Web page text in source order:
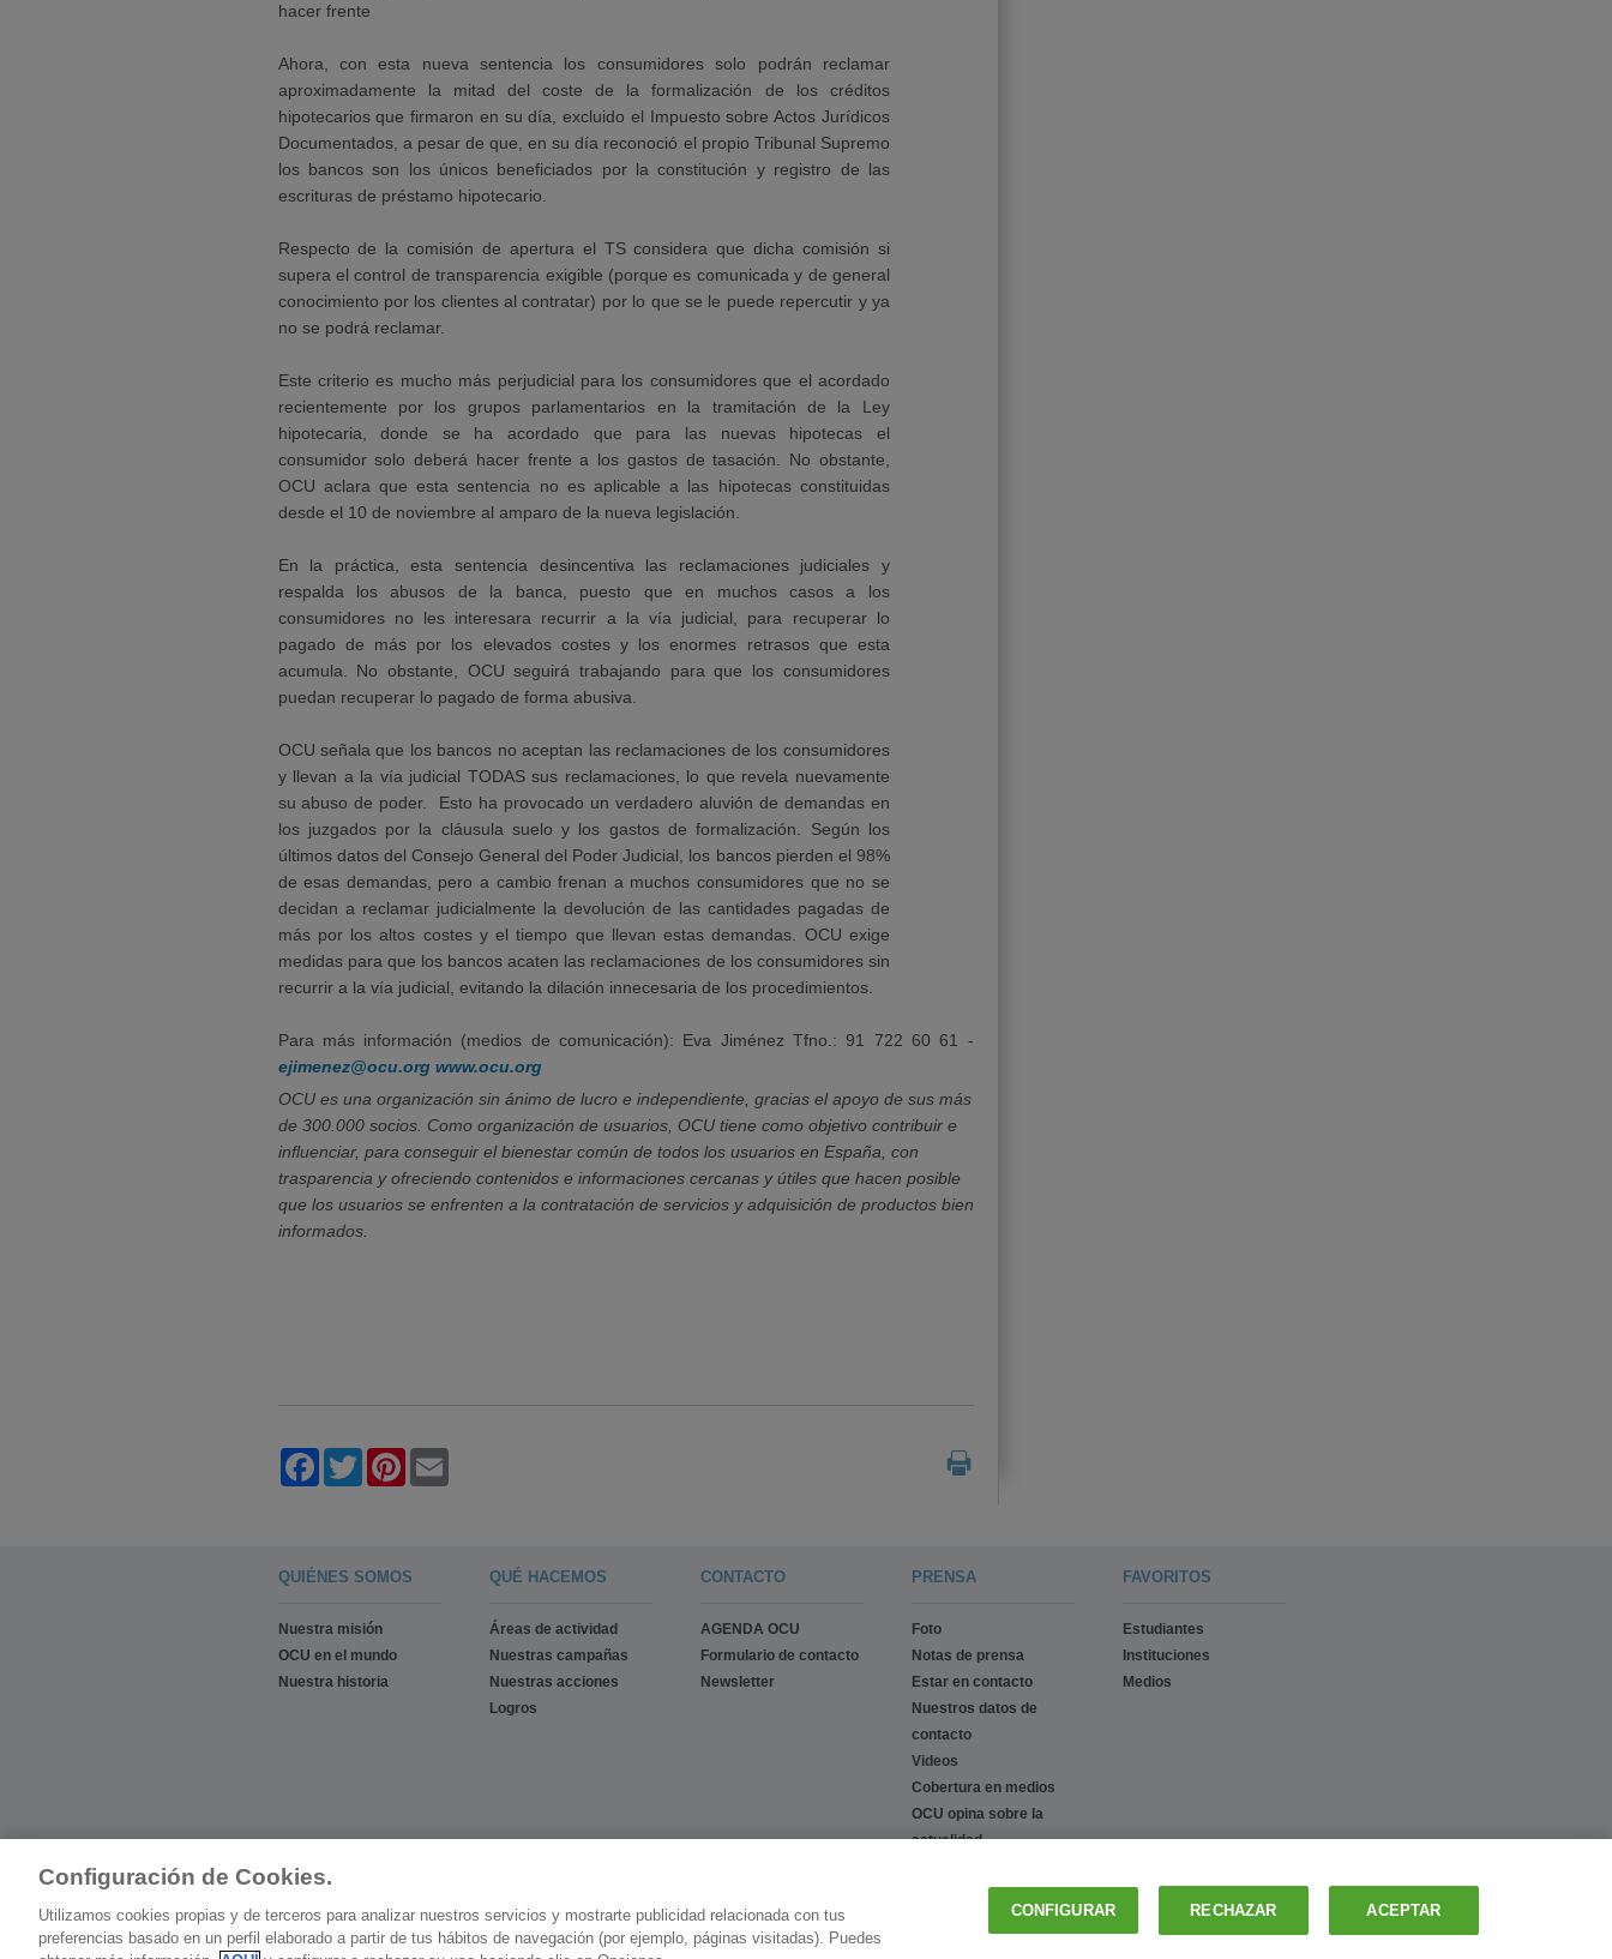
hacer frente
Ahora, con esta nueva sentencia los consumidores solo podrán reclamar
aproximadamente la mitad del coste de la formalización de los créditos
hipotecarios que firmaron en su día, excluido el Impuesto sobre Actos Jurídicos
Documentados, a pesar de que, en su día reconoció el propio Tribunal Supremo
los bancos son los únicos beneficiados por la constitución y registro de las
escrituras de préstamo hipotecario.
Respecto de la comisión de apertura el TS considera que dicha comisión si
supera el control de transparencia exigible (porque es comunicada y de general
conocimiento por los clientes al contratar) por lo que se le puede repercutir y ya
no se podrá reclamar.
Este criterio es mucho más perjudicial para los consumidores que el acordado
recientemente por los grupos parlamentarios en la tramitación de la Ley
hipotecaria, donde se ha acordado que para las nuevas hipotecas el
consumidor solo deberá hacer frente a los gastos de tasación. No obstante,
OCU aclara que esta sentencia no es aplicable a las hipotecas constituidas
desde el 10 de noviembre al amparo de la nueva legislación.
En la práctica, esta sentencia desincentiva las reclamaciones judiciales y
respalda los abusos de la banca, puesto que en muchos casos a los
consumidores no les interesara recurrir a la vía judicial, para recuperar lo
pagado de más por los elevados costes y los enormes retrasos que esta
acumula. No obstante, OCU seguirá trabajando para que los consumidores
puedan recuperar lo pagado de forma abusiva.
OCU señala que los bancos no aceptan las reclamaciones de los consumidores
y llevan a la vía judicial TODAS sus reclamaciones, lo que revela nuevamente
su abuso de poder. Esto ha provocado un verdadero aluvión de demandas en
los juzgados por la cláusula suelo y los gastos de formalización. Según los
últimos datos del Consejo General del Poder Judicial, los bancos pierden el 98%
de esas demandas, pero a cambio frenan a muchos consumidores que no se
decidan a reclamar judicialmente la devolución de las cantidades pagadas de
más por los altos costes y el tiempo que llevan estas demandas. OCU exige
medidas para que los bancos acaten las reclamaciones de los consumidores sin
recurrir a la vía judicial, evitando la dilación innecesaria de los procedimientos.
Para más información (medios de comunicación): Eva Jiménez Tfno.: 91 722 60 61 -
ejimenez@ocu.org www.ocu.org
OCU es una organización sin ánimo de lucro e independiente, gracias el apoyo de sus más
de 300.000 socios. Como organización de usuarios, OCU tiene como objetivo contribuir e
influenciar, para conseguir el bienestar común de todos los usuarios en España, con
trasparencia y ofreciendo contenidos e informaciones cercanas y útiles que hacen posible
que los usuarios se enfrenten a la contratación de servicios y adquisición de productos bien
informados.
Facebook
TwitterPinterest
Email
QUIÉNES SOMOS
Nuestra misión
OCU en el mundo
Nuestra historia
QUÉ HACEMOS
Áreas de actividad
Nuestras campañas
Nuestras acciones
Logros
CONTACTO
AGENDA OCU
Formulario de contacto
Newsletter
PRENSA
Foto
Notas de prensa
Estar en contacto
Nuestros datos de
contacto
Videos
Cobertura en medios
OCU opina sobre la
actualidad
Breaking news
FAVORITOS
Estudiantes
Instituciones
Medios
Configuración de Cookies.
Utilizamos cookies propias y de terceros para analizar nuestros servicios y mostrarte publicidad relacionada con tus
preferencias basado en un perfil elaborado a partir de tus hábitos de navegación (por ejemplo, páginas visitadas). Puedes
CONFIGURAR RECHAZAR ACEPTAR